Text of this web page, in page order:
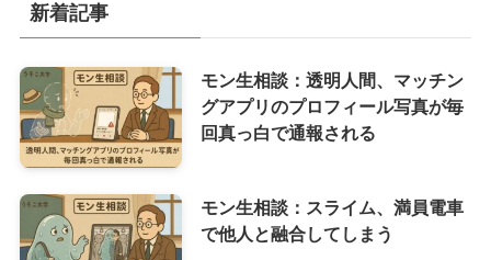
新着記事
モン生相談：透明人間、マッチン
グアプリのプロフィール写真が毎
回真っ白で通報される
モン生相談：スライム、満員電車
で他人と融合してしまう